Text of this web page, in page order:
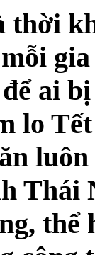
thời
ai
lo
Thái
thể